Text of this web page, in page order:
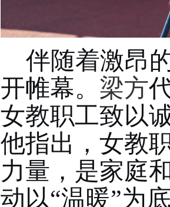
伴随着激昂
开帷幕。 梁方
女教职工致以
他指出，女教
力量，是家庭
动以“温暖”为